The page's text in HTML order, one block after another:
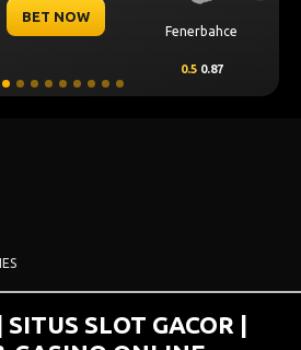
BET NOW
Fenerbahce
0.5 0.87
SLOT GACOR |